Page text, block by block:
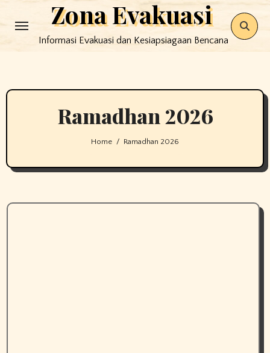
to
Zona Evakuasi
Informasi Evakuasi dan Kesiapsiagaan Bencana
Ramadhan 2026
Home Ramadhan 2026